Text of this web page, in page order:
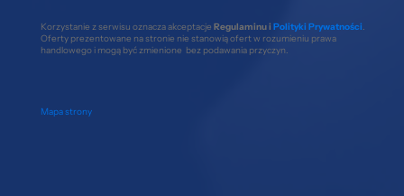
Korzystanie z serwisu oznacza akceptacje Regulaminu i Polityki Prywatności.
Oferty prezentowane na stronie nie stanowią ofert w rozumieniu prawa
handlowego i mogą być zmienione bez podawania przyczyn.
Mapa strony